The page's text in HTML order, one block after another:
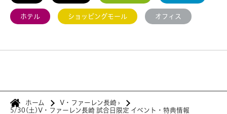
ホテル ショッピングモール オフィス
ホーム V・ファーレン長崎 ›
5/30(土)V・ファーレン長崎 試合日限定 イベント・特典情報